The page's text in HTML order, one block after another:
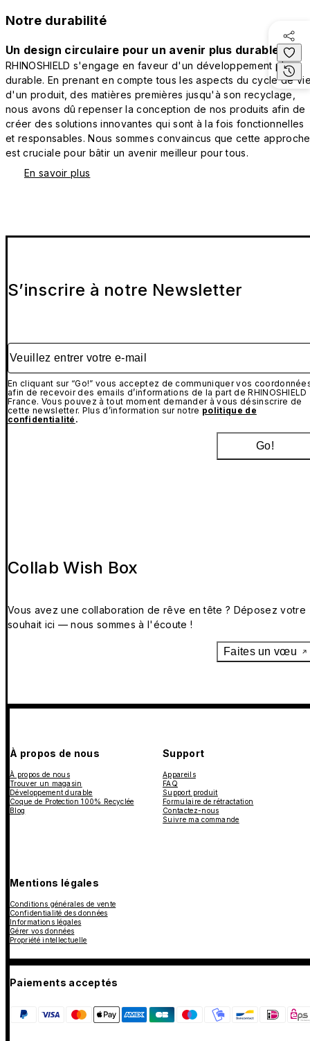
Notre durabilité
Un design circulaire pour un avenir plus durable
RHINOSHIELD s'engage en faveur d'un développement plus
durable. En prenant en compte tous les aspects du cycle de
d'un produit, des matières premières jusqu'à son recyclage,
nous avons dû repenser la conception de nos produits afin de
créer des solutions innovantes qui sont à la fois fonctionnelles
et responsables. Nous sommes convaincus que cette approche
est cruciale pour bâtir un avenir meilleur pour tous.
En savoir plus
S’inscrire à notre Newsletter
Veuillez entrer votre e-mail
En cliquant sur “Go!” vous acceptez de communiquer vos
afin de recevoir des emails d’informations de la part de RHINOSHIELD
France. Vous pouvez à tout moment demander à vous désinscrire de
cette newsletter. Plus d’information sur notre politique de
confidentialité .
Go!
Collab Wish Box
Vous avez une collaboration de rêve en tête ? Déposez votre
souhait ici — nous sommes à l'écoute !
Faites un vœu
À propos de nous
À propos de nous
Trouver un magasin
Développement durable
Coque de Protection 100% Recyclée
Blog
Support
Appareils
FAQ
Support produit
Formulaire de rétractation
Contactez-nous
Suivre ma commande
Mentions légales
Conditions générales de vente
Confidentialité des données
Informations légales
Gérer vos données
Propriété intellectuelle
Paiements acceptés